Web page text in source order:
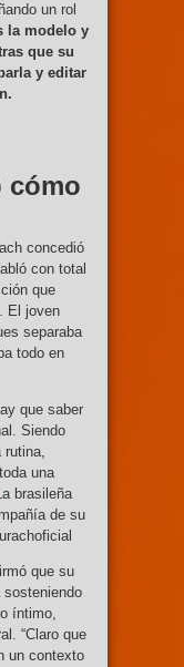
un rol
la modelo y
que su
y editar
cómo
concedió
con total
que
El joven
separaba
todo en
que saber
Siendo
rutina,
una
brasileña
de su
que su
sosteniendo
íntimo,
“Claro que
un contexto